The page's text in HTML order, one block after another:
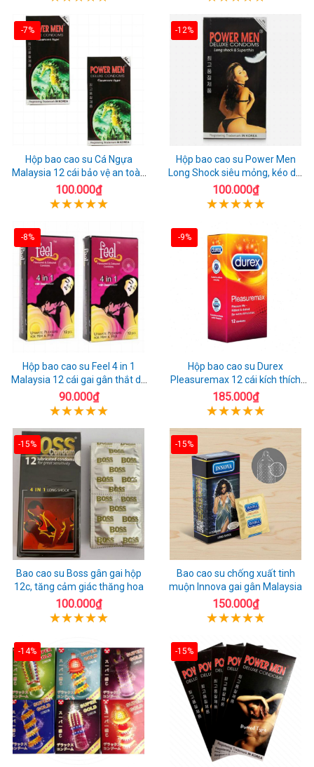
-7%
Hộp bao cao su Cá Ngựa
Malaysia 12 cái bảo vệ an toàn
tuyệt đối
100.000₫
-12%
Hộp bao cao su Power Men
Long Shock siêu mỏng, kéo dài
quan hệ thoải mái
100.000₫
-8%
Hộp bao cao su Feel 4 in 1
Malaysia 12 cái gai gân thắt dễ
sử dụng
90.000₫
-9%
Hộp bao cao su Durex
Pleasuremax 12 cái kích thích
tăng khoái cảm
185.000₫
-15%
Bao cao su Boss gân gai hộp
12c, tăng cảm giác thăng hoa
100.000₫
-15%
Bao cao su chống xuất tinh
muộn Innova gai gân Malaysia
150.000₫
-14% -15%